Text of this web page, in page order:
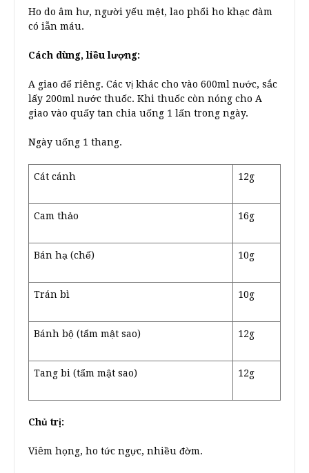
Ho do âm hư, người yếu mệt, lao phổi ho khạc đàm
có iẫn máu.
Cách dùng, liều lượng:
A giao để riêng. Các vị khác cho vào 600ml nước, sắc
lấy 200ml nước thuốc. Khi thuốc còn nóng cho A
giao vào quấy tan chia uống 1 lấn trong ngày.
Ngày uống 1 thang.
Cát cánh 12g
Cam thảo 16g
Bán hạ (chế) 10g
Trán bì 10g
Bánh bộ (tẩm mật sao) 12g
Tang bi (tẩm mật sao) 12g
Chủ trị:
Viêm họng, ho tức ngực, nhiều đờm.